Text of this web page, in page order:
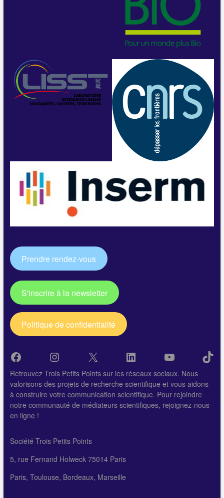
Prendre rendez-vous
S'inscrire à la newsletter
Politique de confidentialité
FacebookInstagram
X LinkedInYouTube
Retrouvez Trois Petits Points sur les réseaux sociaux. Nous
valorisons des projets de recherche scientifique et vous aidons
à construire votre communication scientifique. Pour rejoindre
notre communauté de médiateurs scientifiques, rejoignez-nous
en ligne !
Société Trois Petits Points
5, rue Fernand Holweck 75014 Paris
Paris, Toulouse, Bordeaux, Marseille